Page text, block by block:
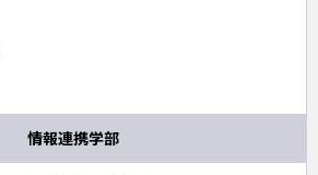
情報連携学部